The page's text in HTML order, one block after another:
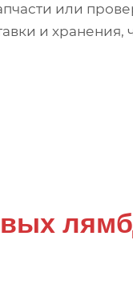
или
и хранения,